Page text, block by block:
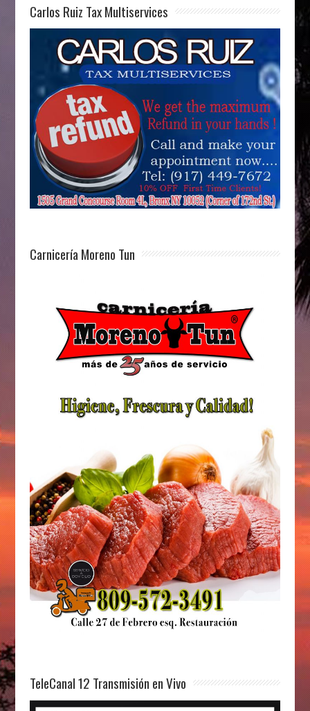
Carlos Ruiz Tax Multiservices
Carnicería Moreno Tun
TeleCanal 12 Transmisión en Vivo